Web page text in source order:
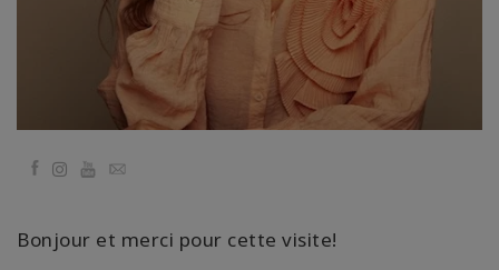
More
FacebookYouTube
Email
Bonjour et merci pour cette visite!